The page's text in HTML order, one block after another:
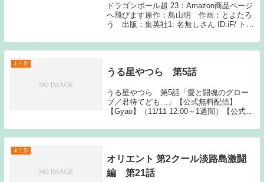
ドラゴンボール超 23：Amazon商品ページ
へ飛びます原作：鳥山明 作画：とよたろ
う 出版：集英社1: 名無しさん ID:iF/ トラ
なかったんです」いや心臓病ぐらい治せよ
😅 2: 名無しさん ID:...
未分類
うる星やつら 第5話
うる星やつら 第5話「愛と闘魂のグロー
ブ／君待てども…」【公式無料配信】
【Gyao】（11/11 12:00～1週間）【公式有
ニメストア】【FOD】 【Gyao】 【ひかり
TV】【楽天TV】 【...
未分類
オリエント 第2クール淡路島激闘
編 第21話